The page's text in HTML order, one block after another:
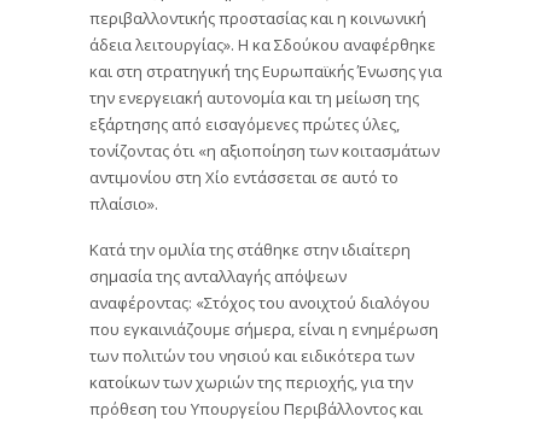
περιβαλλοντικής προστασίας και η κοινωνική
άδεια λειτουργίας». Η κα Σδούκου αναφέρθηκε
και στη στρατηγική της Ευρωπαϊκής Ένωσης για
την ενεργειακή αυτονομία και τη μείωση της
εξάρτησης από εισαγόμενες πρώτες ύλες,
τονίζοντας ότι «η αξιοποίηση των κοιτασμάτων
αντιμονίου στη Χίο εντάσσεται σε αυτό το
πλαίσιο».
Κατά την ομιλία της στάθηκε στην ιδιαίτερη
σημασία της ανταλλαγής απόψεων
αναφέροντας: «Στόχος του ανοιχτού διαλόγου
που εγκαινιάζουμε σήμερα, είναι η ενημέρωση
των πολιτών του νησιού και ειδικότερα των
κατοίκων των χωριών της περιοχής, για την
πρόθεση του Υπουργείου Περιβάλλοντος και